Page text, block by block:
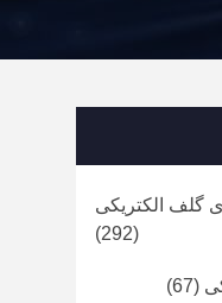
گلف الکتریکی
(292)
(67)